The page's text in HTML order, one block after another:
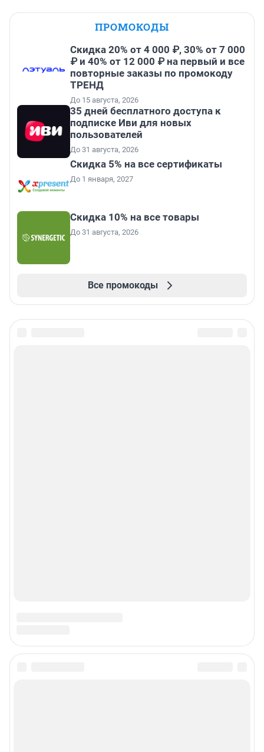
ПРОМОКОДЫ
Скидка 20% от 4 000 ₽, 30% от 7 000
₽ и 40% от 12 000 ₽ на первый и все
повторные заказы по промокоду
ТРЕНД
До 15 августа, 2026
35 дней бесплатного доступа к
подписке Иви для новых
пользователей
До 31 августа, 2026
Скидка 5% на все сертификаты
До 1 января, 2027
Скидка 10% на все товары
До 31 августа, 2026
Все промокоды